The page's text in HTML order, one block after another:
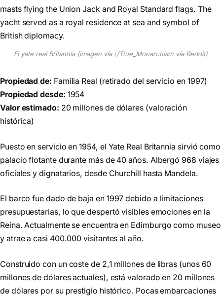
El yate real Britannia (imagen vía r/True_Monarchism vía Reddit)
Propiedad de: Familia Real (retirado del servicio en 1997)
Propiedad desde: 1954
Valor estimado: 20 millones de dólares (valoración
histórica)
Puesto en servicio en 1954, el Yate Real Britannia sirvió como
palacio flotante durante más de 40 años. Albergó 968 viajes
oficiales y dignatarios, desde Churchill hasta Mandela.
El barco fue dado de baja en 1997 debido a limitaciones
presupuestarias, lo que despertó visibles emociones en la
Reina. Actualmente se encuentra en Edimburgo como museo
y atrae a casi 400.000 visitantes al año.
Construido con un coste de 2,1 millones de libras (unos 60
millones de dólares actuales), está valorado en 20 millones
de dólares por su prestigio histórico. Pocas embarcaciones